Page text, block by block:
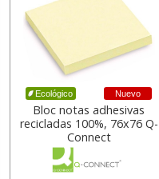
Ecológico Nuevo
Bloc notas adhesivas
recicladas 100%, 76x76 Q-
Connect